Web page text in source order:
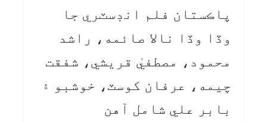
پاڪستان فلم انڊسٽري جا
وڏا وڏا نالا صائمه، راشد
محمود، مصطفيٰ قريشي، شفقت
چيمه، عرفان کوسٽ، خوشبو ۽
بابر علي شامل آهن